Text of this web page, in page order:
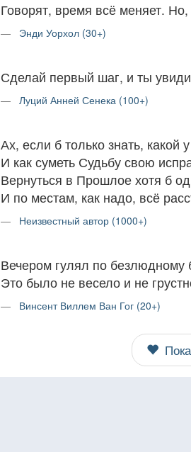
Говорят, время всё меняет.
Энди Уорхол (30+)
Сделай первый шаг, и ты
Луций Анней Сенека (100+)
Ах, если б только знать, какой
И как суметь Судьбу свою
Вернуться в Прошлое хотя б
И по местам, как надо, всё
Неизвестный автор (1000+)
Вечером гулял по безлюдному
Это было не весело и не
Винсент Виллем Ван Гог (20+)